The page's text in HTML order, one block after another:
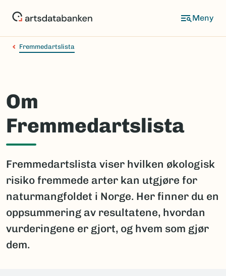
Fremmedartslista
Om
Fremmedartslista
Fremmedartslista viser hvilken økologisk
risiko fremmede arter kan utgjøre for
naturmangfoldet i Norge. Her finner du en
oppsummering av resultatene, hvordan
vurderingene er gjort, og hvem som gjør
dem.